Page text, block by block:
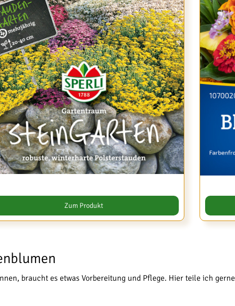
Zum Produkt
braucht es etwas Vorbereitung und Pflege. Hier teile ich